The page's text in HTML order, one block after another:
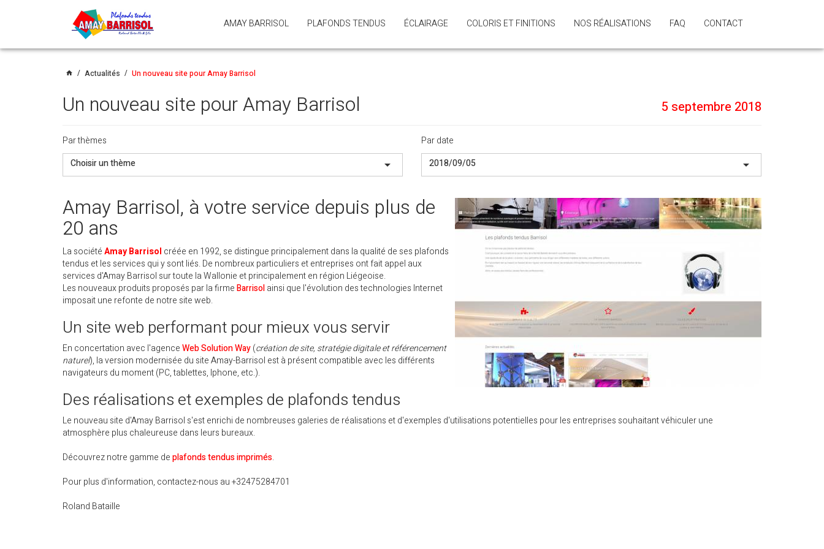
PASSER
MENU
AMAY BARRISOL PLAFONDS TENDUS ÉCLAIRAGE COLORIS ET FINITIONS NOS RÉALISATIONS FAQ CONTACT
home Actualités Un nouveau site pour Amay Barrisol
Un nouveau site pour Amay Barrisol 5 septembre 2018
Par thèmes
Choisir un thème
arrow_drop_down
Par date
2018/09/05
arrow_drop_down
Amay Barrisol, à votre service depuis plus de
20 ans
La sociétéAmay Barrisol créée en 1992, se distingue principalement dans la qualité de ses plafonds
tendus et les services qui y sont liés. De nombreux particuliers et entreprises ont fait appel aux
services d'Amay Barrisol sur toute la Wallonie et principalement en région Liégeoise.
Les nouveaux produits proposés par la firmeBarrisolainsi que l'évolution des technologies Internet
imposait une refonte de notre site web.
Un site web performant pour mieux vous servir
En concertation avec l'agenceWeb Solution Way(création de site, stratégie digitale et référencement
naturel), la version modernisée du site Amay-Barrisol est à présent compatible avec les différents
navigateurs du moment (PC, tablettes, Iphone, etc.).
Des réalisations et exemples de plafonds tendus
Le nouveau site d'Amay Barrisol s'est enrichi de nombreuses galeries de réalisations et d'exemples d'utilisations potentielles pour les entreprises souhaitant véhiculer une
atmosphère plus chaleureuse dans leurs bureaux.
Découvrez notre gamme deplafonds tendus imprimés.
Pour plus d'information, contactez-nous au +32475284701
Roland Bataille